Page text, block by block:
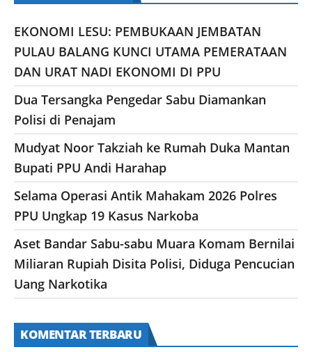
EKONOMI LESU: PEMBUKAAN JEMBATAN
PULAU BALANG KUNCI UTAMA PEMERATAAN
DAN URAT NADI EKONOMI DI PPU
Dua Tersangka Pengedar Sabu Diamankan
Polisi di Penajam
Mudyat Noor Takziah ke Rumah Duka Mantan
Bupati PPU Andi Harahap
Selama Operasi Antik Mahakam 2026 Polres
PPU Ungkap 19 Kasus Narkoba
Aset Bandar Sabu-sabu Muara Komam Bernilai
Miliaran Rupiah Disita Polisi, Diduga Pencucian
Uang Narkotika
KOMENTAR TERBARU